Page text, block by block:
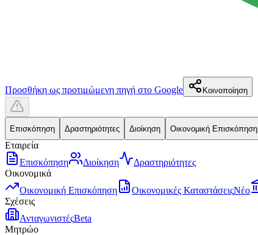
Προσθήκη ως προτιμώμενη πηγή στο Google Κοινοποίηση
Επισκόπηση Δραστηριότητες Διοίκηση Οικονομική Επισκόπηση
Εταιρεία
Επισκόπηση
Διοίκηση
Δραστηριότητες
Οικονομικά
Οικονομική Επισκόπηση
Οικονομικές ΚαταστάσειςΝέο
Σχέσεις
ΑνταγωνιστέςBeta
Μητρώο